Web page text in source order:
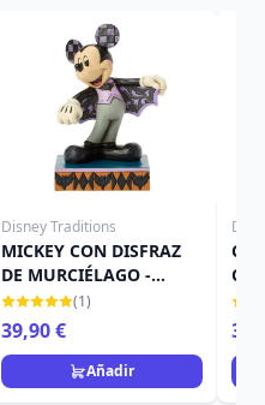
Disney Traditions
MICKEY CON DISFRAZ
DE MURCIÉLAGO -
DISNEY TRADITIONS
(1)
39,90 €
Añadir